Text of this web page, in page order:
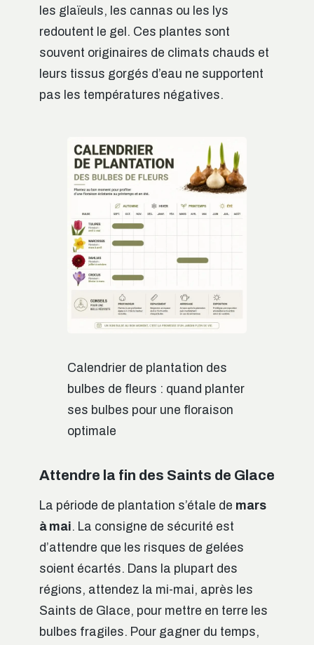
les glaïeuls, les cannas ou les lys
redoutent le gel. Ces plantes sont
souvent originaires de climats chauds et
leurs tissus gorgés d’eau ne supportent
pas les températures négatives.
Calendrier de plantation des
bulbes de fleurs : quand planter
ses bulbes pour une floraison
optimale
Attendre la fin des Saints de Glace
La période de plantation s’étale de mars
à mai. La consigne de sécurité est
d’attendre que les risques de gelées
soient écartés. Dans la plupart des
régions, attendez la mi-mai, après les
Saints de Glace, pour mettre en terre les
bulbes fragiles. Pour gagner du temps,